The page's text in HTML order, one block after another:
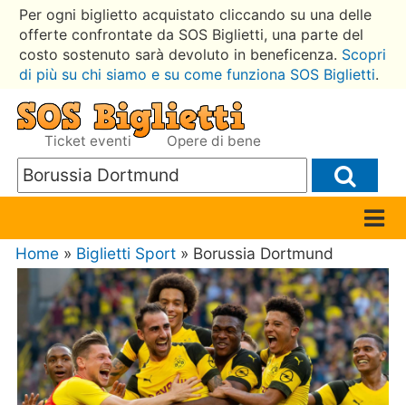
Per ogni biglietto acquistato cliccando su una delle
offerte confrontate da SOS Biglietti, una parte del
costo sostenuto sarà devoluto in beneficenza. Scopri
di più su chi siamo e su come funziona SOS Biglietti.
Ticket eventi Opere di bene
Home » Biglietti Sport » Borussia Dortmund